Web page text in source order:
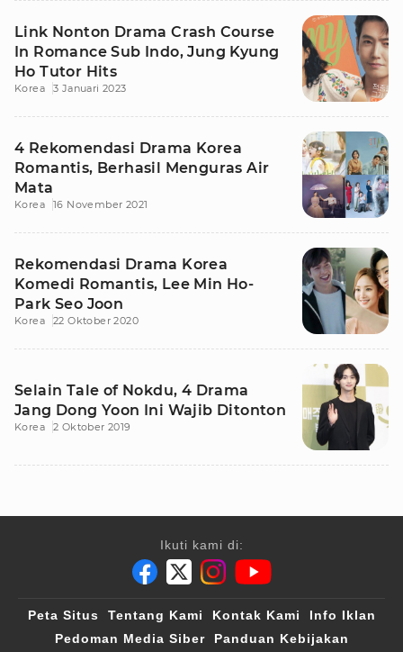
Link Nonton Drama Crash Course
In Romance Sub Indo, Jung Kyung
Ho Tutor Hits
Korea 3 Januari 2023
4 Rekomendasi Drama Korea
Romantis, Berhasil Menguras Air
Mata
Korea 16 November 2021
Rekomendasi Drama Korea
Komedi Romantis, Lee Min Ho-
Park Seo Joon
Korea 22 Oktober 2020
Selain Tale of Nokdu, 4 Drama
Jang Dong Yoon Ini Wajib Ditonton
Korea 2 Oktober 2019
Ikuti kami di:
Peta Situs Tentang Kami Kontak Kami
Info Iklan
Pedoman Media Siber
Panduan Kebijakan